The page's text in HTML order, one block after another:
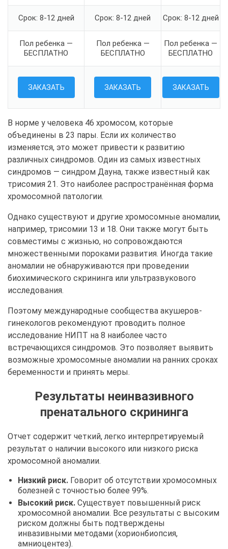
Срок: 8-12 дней Срок: 8-12 дней Срок: 8-12 дней
Пол ребенка —
БЕСПЛАТНО
Пол ребенка —
БЕСПЛАТНО
Пол ребенка —
БЕСПЛАТНО
ЗАКАЗАТЬ ЗАКАЗАТЬ ЗАКАЗАТЬ
В норме у человека 46 хромосом, которые
объединены в 23 пары. Если их количество
изменяется, это может привести к развитию
различных синдромов. Один из самых известных
синдромов — синдром Дауна, также известный как
трисомия 21. Это наиболее распространённая форма
хромосомной патологии.
Однако существуют и другие хромосомные аномалии,
например, трисомии 13 и 18. Они также могут быть
совместимы с жизнью, но сопровождаются
множественными пороками развития. Иногда такие
аномалии не обнаруживаются при проведении
биохимического скрининга или ультразвукового
исследования.
Поэтому международные сообщества акушеров-
гинекологов рекомендуют проводить полное
исследование НИПТ на 8 наиболее часто
встречающихся синдромов. Это позволяет выявить
возможные хромосомные аномалии на ранних сроках
беременности и принять меры.
Результаты неинвазивного
пренатального скрининга
Отчет содержит четкий, легко интерпретируемый
результат о наличии высокого или низкого риска
хромосомной аномалии.
Низкий риск. Говорит об отсутствии хромосомных
болезней с точностью более 99%.
Высокий риск. Существует повышенный риск
хромосомной аномалии. Все результаты с высоким
риском должны быть подтверждены
инвазивными методами (хорионбиопсия,
амниоцентез).